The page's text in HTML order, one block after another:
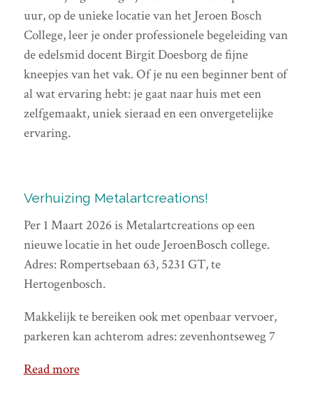
uur, op de unieke locatie van het Jeroen Bosch
College, leer je onder professionele begeleiding van
de edelsmid docent Birgit Doesborg de fijne
kneepjes van het vak. Of je nu een beginner bent of
al wat ervaring hebt: je gaat naar huis met een
zelfgemaakt, uniek sieraad en een onvergetelijke
ervaring.
Verhuizing Metalartcreations!
Per 1 Maart 2026 is Metalartcreations op een
nieuwe locatie in het oude JeroenBosch college.
Adres: Rompertsebaan 63, 5231 GT, te
Hertogenbosch.
Makkelijk te bereiken ook met openbaar vervoer,
parkeren kan achterom adres: zevenhontseweg 7
Read more